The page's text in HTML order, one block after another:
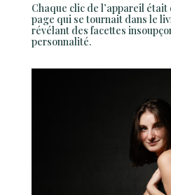
Chaque clic de l’appareil était
page qui se tournait dans le
révélant des facettes
personnalité.